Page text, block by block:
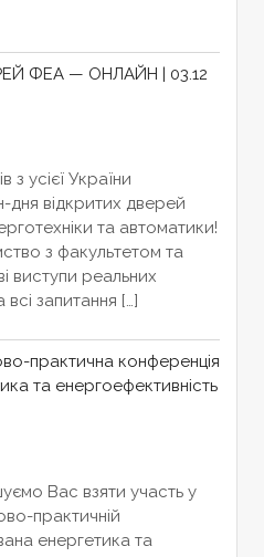
ФЕА — ОНЛАЙН | 03.12
з усієї України
відкритих дверей
та автоматики!
з факультетом та
виступи реальних
всі запитання […]
практична конференція
та енергоефективність
Вас взяти участь у
практичній
енергетика та